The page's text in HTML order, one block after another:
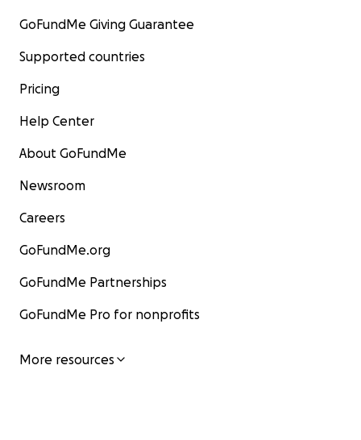
GoFundMe Giving Guarantee
Supported countries
Pricing
Help Center
About GoFundMe
Newsroom
Careers
GoFundMe.org
GoFundMe Partnerships
GoFundMe Pro for nonprofits
More resources